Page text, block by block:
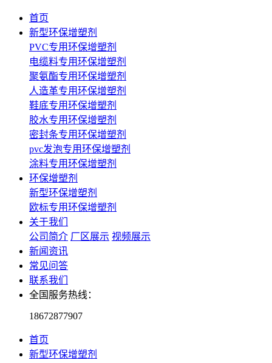
首页
新型环保增塑剂
PVC专用环保增塑剂
电缆料专用环保增塑剂
聚氨酯专用环保增塑剂
人造革专用环保增塑剂
鞋底专用环保增塑剂
胶水专用环保增塑剂
密封条专用环保增塑剂
pvc发泡专用环保增塑剂
涂料专用环保增塑剂
环保增塑剂
新型环保增塑剂
欧标专用环保增塑剂
关于我们
公司简介 厂区展示 视频展示
新闻资讯
常见问答
联系我们
全国服务热线：
18672877907
首页
新型环保增塑剂